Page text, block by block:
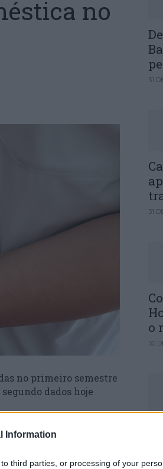
Information
third parties, or processing of your
no
no primeiro semestre
dados hoje
Comissão para a
12 homicídios
período do ano
31
31
o
30
30